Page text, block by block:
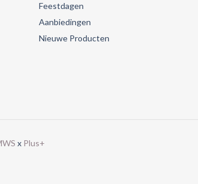
Feestdagen
Aanbiedingen
Nieuwe Producten
x Plus+